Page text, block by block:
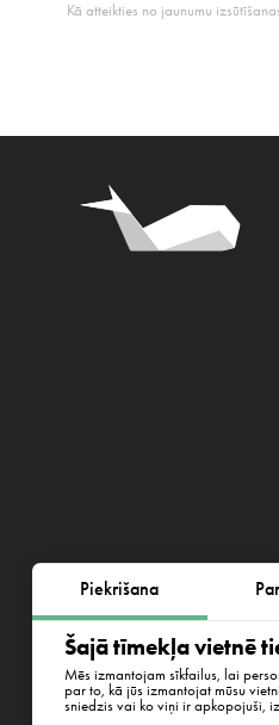
Piekrišana
Šajā tīmekļa vietnē
Mēs izmantojam sīkfailus, lai
par to, kā jūs izmantojat mūsu
sniedzis vai ko viņi ir apkopojuši,
Kā atteikties no jaunumu